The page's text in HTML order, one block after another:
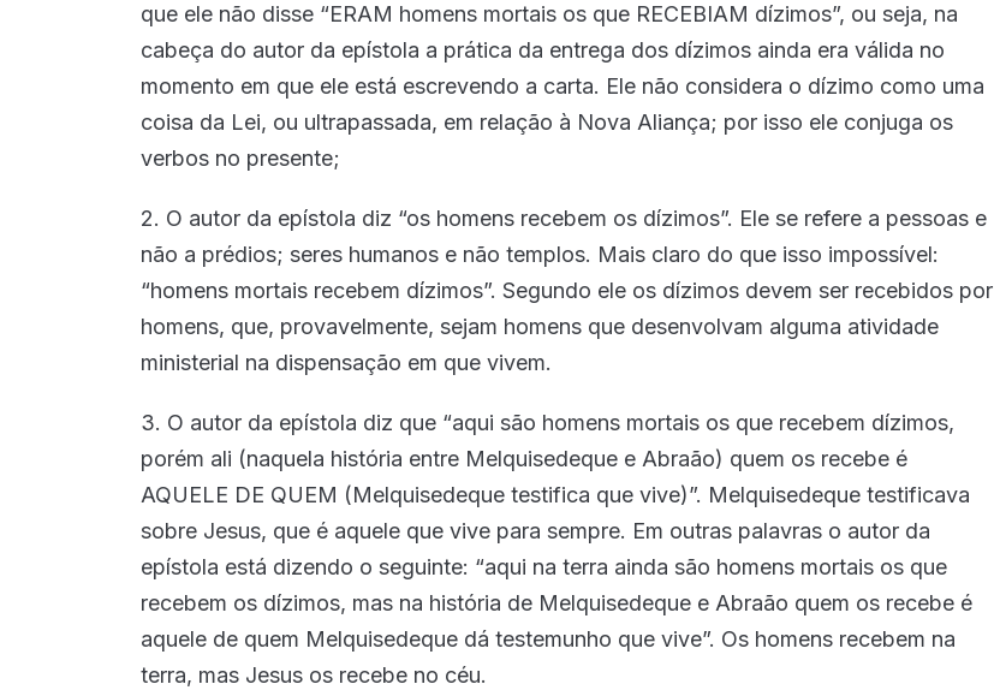
que ele não disse “ERAM homens mortais os que RECEBIAM dízimos”, ou seja, na
cabeça do autor da epístola a prática da entrega dos dízimos ainda era válida no
momento em que ele está escrevendo a carta. Ele não considera o dízimo como uma
coisa da Lei, ou ultrapassada, em relação à Nova Aliança; por isso ele conjuga os
verbos no presente;
2. O autor da epístola diz “os homens recebem os dízimos”. Ele se refere a pessoas e
não a prédios; seres humanos e não templos. Mais claro do que isso impossível:
“homens mortais recebem dízimos”. Segundo ele os dízimos devem ser recebidos por
homens, que, provavelmente, sejam homens que desenvolvam alguma atividade
ministerial na dispensação em que vivem.
3. O autor da epístola diz que “aqui são homens mortais os que recebem dízimos,
porém ali (naquela história entre Melquisedeque e Abraão) quem os recebe é
AQUELE DE QUEM (Melquisedeque testifica que vive)”. Melquisedeque testificava
sobre Jesus, que é aquele que vive para sempre. Em outras palavras o autor da
epístola está dizendo o seguinte: “aqui na terra ainda são homens mortais os que
recebem os dízimos, mas na história de Melquisedeque e Abraão quem os recebe é
aquele de quem Melquisedeque dá testemunho que vive”. Os homens recebem na
terra, mas Jesus os recebe no céu.